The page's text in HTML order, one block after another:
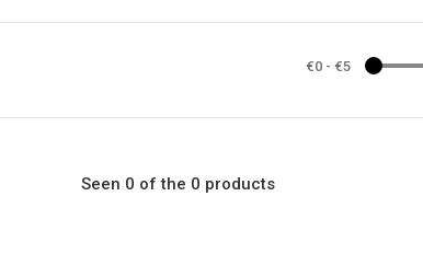
€0- €5
Seen 0 of the 0 products